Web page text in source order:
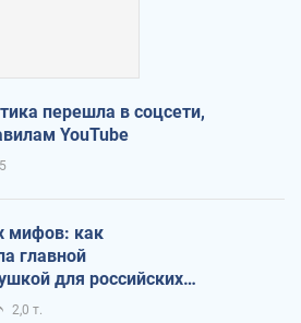
перешла в соцсети,
YouTube
мифов: как
главной
для российских
2,0 т.